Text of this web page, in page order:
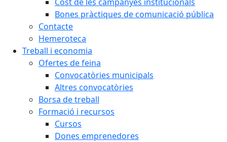
Bones pràctiques de comunicació pública
Contacte
Hemeroteca
Treball i economia
Ofertes de feina
Convocatòries municipals
Altres convocatòries
Borsa de treball
Formació i recursos
Cursos
Dones emprenedores